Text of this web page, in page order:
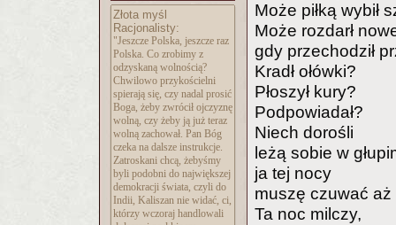
Złota myśl
Racjonalisty:
"Jeszcze Polska, jeszcze raz
Polska. Co zrobimy z
odzyskaną wolnością?
Chwilowo przykościelni
spierają się, czy nadal prosić
Boga, żeby zwrócił ojczyznę
wolną, czy żeby ją już teraz
wolną zachował. Pan Bóg
czeka na dalsze instrukcje.
Zatroskani chcą, żebyśmy
byli podobni do największej
demokracji świata, czyli do
Indii, Kaliszan nie widać, ci,
którzy wczoraj handlowali
Może piłką wybił
Może rozdarł
gdy przechodził
Kradł ołówki?
Płoszył kury?
Podpowiadał?
Niech dorośli
leżą sobie w
ja tej nocy
muszę czuwać aż
Ta noc milczy,